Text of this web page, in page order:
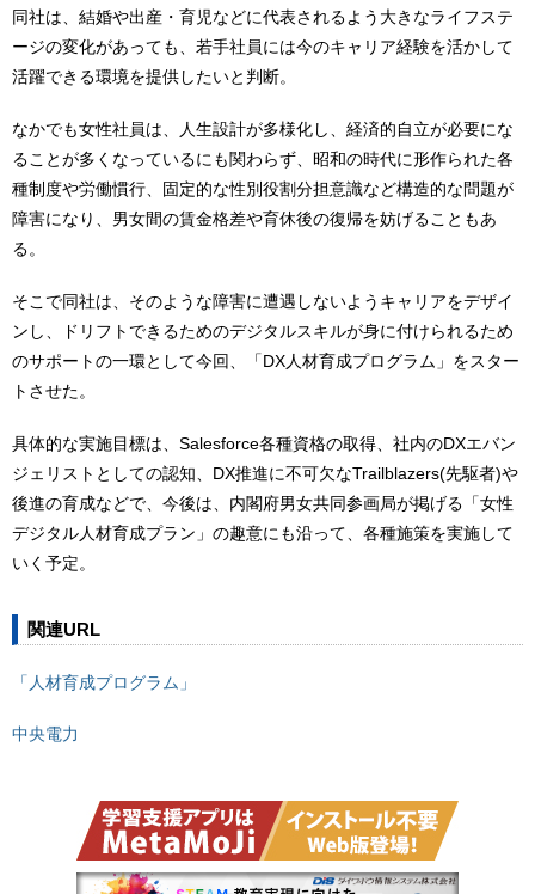
同社は、結婚や出産・育児などに代表されるよう大きなライフステ
ージの変化があっても、若手社員には今のキャリア経験を活かして
活躍できる環境を提供したいと判断。
なかでも女性社員は、人生設計が多様化し、経済的自立が必要にな
ることが多くなっているにも関わらず、昭和の時代に形作られた各
種制度や労働慣⾏、固定的な性別役割分担意識など構造的な問題が
障害になり、男⼥間の賃⾦格差や育休後の復帰を妨げることもあ
る。
そこで同社は、そのような障害に遭遇しないようキャリアをデザイ
ンし、ドリフトできるためのデジタルスキルが身に付けられるため
のサポートの一環として今回、「DX人材育成プログラム」をスター
トさせた。
具体的な実施目標は、Salesforce各種資格の取得、社内のDXエバン
ジェリストとしての認知、DX推進に不可欠なTrailblazers(先駆者)や
後進の育成などで、今後は、内閣府男女共同参画局が掲げる「女性
デジタル人材育成プラン」の趣意にも沿って、各種施策を実施して
いく予定。
関連URL
「人材育成プログラム」
中央電力